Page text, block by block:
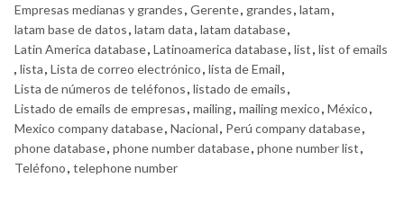
Empresas medianas y grandes, Gerente, grandes, latam,
latam base de datos, latam data, latam database,
Latin America database, Latinoamerica database, list, list of emails
, lista, Lista de correo electrónico, lista de Email,
Lista de números de teléfonos, listado de emails,
Listado de emails de empresas, mailing, mailing mexico, México,
Mexico company database, Nacional, Perú company database,
phone database, phone number database, phone number list,
Teléfono, telephone number